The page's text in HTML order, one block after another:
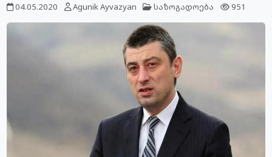
04.05.2020 Agunik Ayvazyan საზოგადოება 951